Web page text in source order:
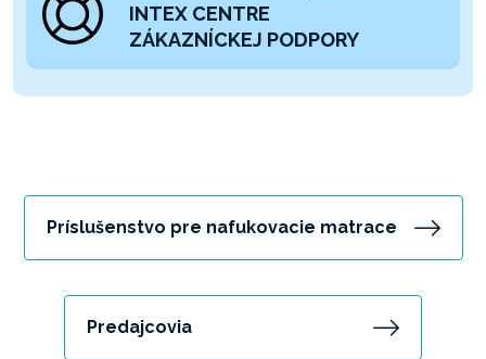
INTEX CENTRE
ZÁKAZNÍCKEJ PODPORY
Príslušenstvo pre nafukovacie matrace
Predajcovia